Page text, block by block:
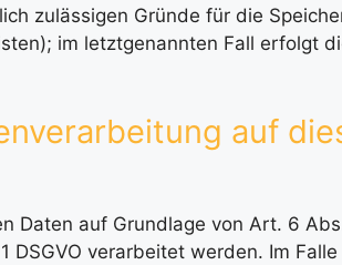
zulässigen Gründe für die
im letztgenannten Fall erfolgt
auf
Daten auf Grundlage von Art. 6
DSGVO verarbeitet werden. Im